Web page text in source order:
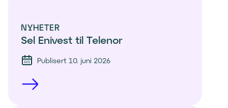
NYHETER
Sel Enivest til Telenor
Publisert 10. juni 2026